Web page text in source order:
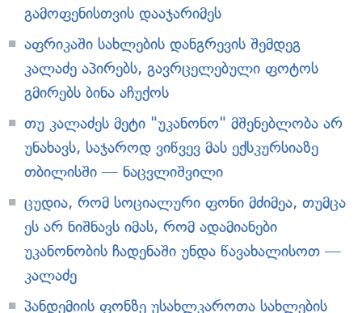
გამოფენისთვის დააჯარიმეს
აფრიკაში სახლების დანგრევის შემდეგ
კალაძე აპირებს, გავრცელებული ფოტოს
გმირებს ბინა აჩუქოს
თუ კალაძეს მეტი "უკანონო" მშენებლობა არ
უნახავს, საჯაროდ ვიწვევ მას ექსკურსიაზე
თბილისში — ნაცვლიშვილი
ცუდია, რომ სოციალური ფონი მძიმეა, თუმცა
ეს არ ნიშნავს იმას, რომ ადამიანები
უკანონობის ჩადენაში უნდა წავახალისოთ —
კალაძე
პანდემიის ფონზე უსახლკაროთა სახლების